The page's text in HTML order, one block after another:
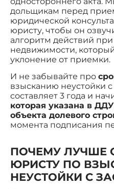
дольщикам перед
юридической
юристу, чтобы он
алгоритм действий
недвижимости,
уклонение от приемки.
И не забывайте про
взысканию неустойки
составляет 3 года и
которая указана в
объекта долевого
момента подписания
ПОЧЕМУ ЛУЧШЕ
ЮРИСТУ ПО
НЕУСТОЙКИ С